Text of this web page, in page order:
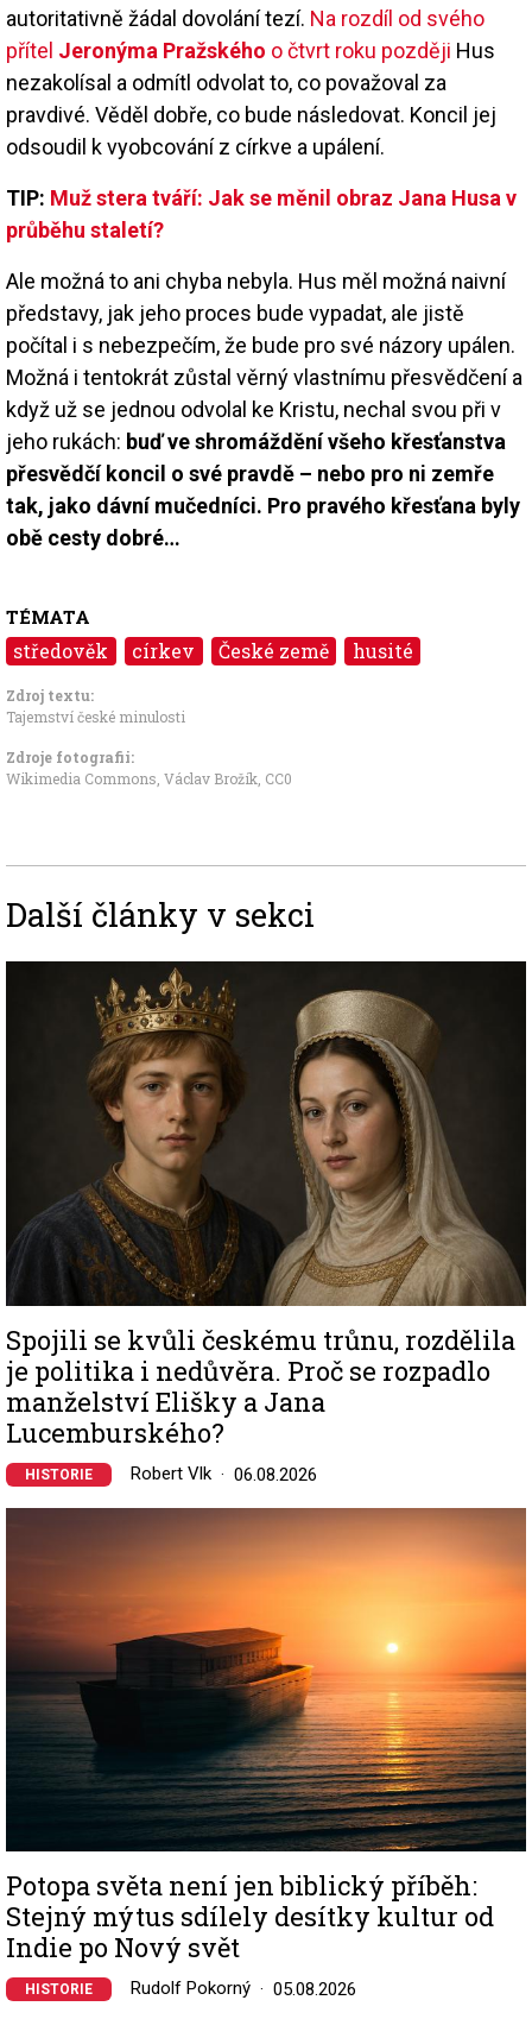
autoritativně žádal dovolání tezí. Na rozdíl od svého
přítel Jeronýma Pražského o čtvrt roku později Hus
nezakolísal a odmítl odvolat to, co považoval za
pravdivé. Věděl dobře, co bude následovat. Koncil jej
odsoudil k vyobcování z církve a upálení.
TIP: Muž stera tváří: Jak se měnil obraz Jana Husa v
průběhu staletí?
Ale možná to ani chyba nebyla. Hus měl možná naivní
představy, jak jeho proces bude vypadat, ale jistě
počítal i s nebezpečím, že bude pro své názory upálen.
Možná i tentokrát zůstal věrný vlastnímu přesvědčení a
když už se jednou odvolal ke Kristu, nechal svou při v
jeho rukách: buď ve shromáždění všeho křesťanstva
přesvědčí koncil o své pravdě – nebo pro ni zemře
tak, jako dávní mučedníci. Pro pravého křesťana byly
obě cesty dobré…
TÉMATA
středověk církev České země husité
Zdroj textu:
Tajemství české minulosti
Zdroje fotografii:
Wikimedia Commons, Václav Brožík CC0
Další články v sekci
Spojili se kvůli českému trůnu, rozdělila
je politika i nedůvěra. Proč se rozpadlo
manželství Elišky a Jana
Lucemburského?
HISTORIE Robert Vlk 06.08.2026
Potopa světa není jen biblický příběh:
Stejný mýtus sdílely desítky kultur od
Indie po Nový svět
HISTORIE Rudolf Pokorný 05.08.2026